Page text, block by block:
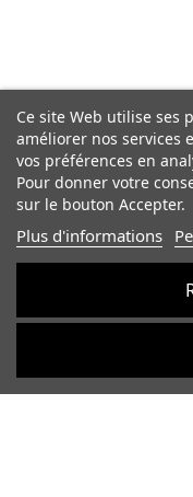
Ce site Web utilise ses
améliorer nos services
vos préférences en
Pour donner votre
sur le bouton Accepter.
Plus d'informations